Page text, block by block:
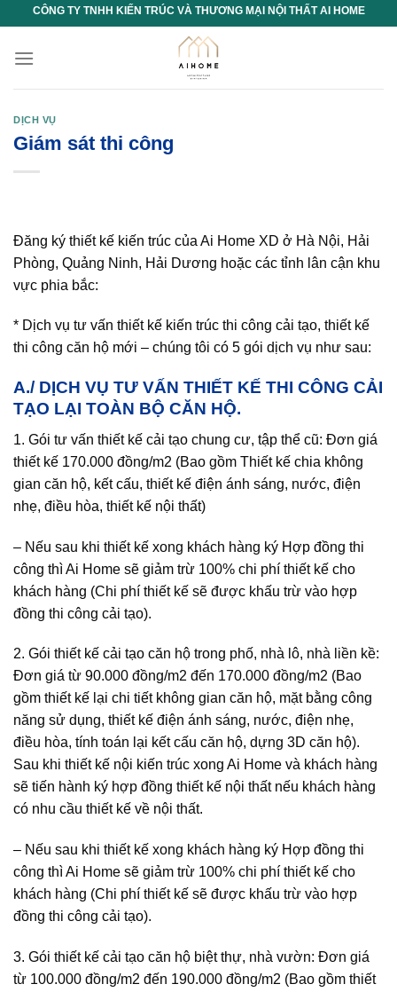
Chuyển
nội
CÔNG TY TNHH KIẾN TRÚC VÀ THƯƠNG MẠI NỘI THẤT AI HOME
DỊCH VỤ
Giám sát thi công
Đăng ký thiết kế kiến trúc của Ai Home XD ở Hà Nội, Hải
Phòng, Quảng Ninh, Hải Dương hoặc các tỉnh lân cận khu
vực phia bắc:
* Dịch vụ tư vấn thiết kế kiến trúc thi công cải tạo, thiết kế
thi công căn hộ mới – chúng tôi có 5 gói dịch vụ như sau:
A./ DỊCH VỤ TƯ VẤN THIẾT KẾ THI CÔNG CẢI
TẠO LẠI TOÀN BỘ CĂN HỘ.
1. Gói tư vấn thiết kế cải tạo chung cư, tập thể cũ: Đơn giá
thiết kế 170.000 đồng/m2 (Bao gồm Thiết kế chia không
gian căn hộ, kết cấu, thiết kế điện ánh sáng, nước, điện
nhẹ, điều hòa, thiết kế nội thất)
– Nếu sau khi thiết kế xong khách hàng ký Hợp đồng thi
công thì Ai Home sẽ giảm trừ 100% chi phí thiết kế cho
khách hàng (Chi phí thiết kế sẽ được khấu trừ vào hợp
đồng thi công cải tạo).
2. Gói thiết kế cải tạo căn hộ trong phố, nhà lô, nhà liền kề:
Đơn giá từ 90.000 đồng/m2 đến 170.000 đồng/m2 (Bao
gồm thiết kế lại chi tiết không gian căn hộ, mặt bằng công
năng sử dụng, thiết kế điện ánh sáng, nước, điện nhẹ,
điều hòa, tính toán lại kết cấu căn hộ, dựng 3D căn hộ).
Sau khi thiết kế nội kiến trúc xong Ai Home và khách hàng
sẽ tiến hành ký hợp đồng thiết kế nội thất nếu khách hàng
có nhu cầu thiết kế về nội thất.
– Nếu sau khi thiết kế xong khách hàng ký Hợp đồng thi
công thì Ai Home sẽ giảm trừ 100% chi phí thiết kế cho
khách hàng (Chi phí thiết kế sẽ được khấu trừ vào hợp
đồng thi công cải tạo).
3. Gói thiết kế cải tạo căn hộ biệt thự, nhà vườn: Đơn giá
từ 100.000 đồng/m2 đến 190.000 đồng/m2 (Bao gồm thiết